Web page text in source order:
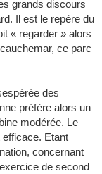
grands discours
Il est le repère du
« regarder » alors
ce parc
des
préfère alors un
modérée. Le
efficace. Etant
concernant
de second